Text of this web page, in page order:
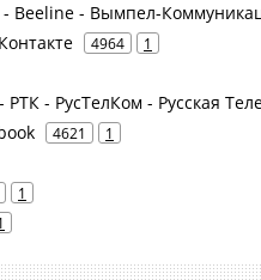
Beeline - Вымпел-
4964 1
- РусТелКом - Русская
4621 1
1